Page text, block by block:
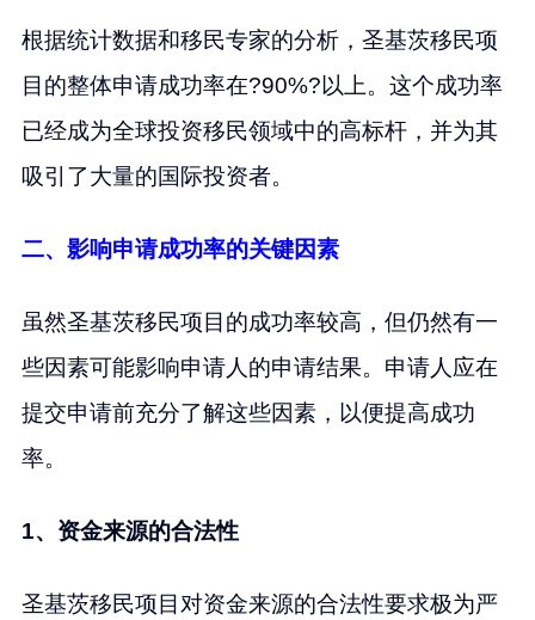
根据统计数据和移民专家的分析，圣基茨移民项
目的整体申请成功率在?90%?以上。这个成功率
已经成为全球投资移民领域中的高标杆，并为其
吸引了大量的国际投资者。
二、影响申请成功率的关键因素
虽然圣基茨移民项目的成功率较高，但仍然有一
些因素可能影响申请人的申请结果。申请人应在
提交申请前充分了解这些因素，以便提高成功
率。
1、资金来源的合法性
圣基茨移民项目对资金来源的合法性要求极为严